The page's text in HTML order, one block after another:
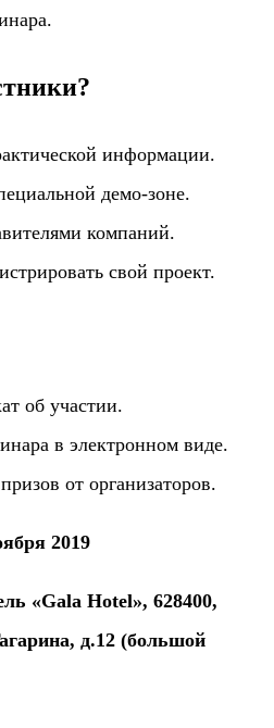
информации.
демо-зоне.
компаний.
свой проект.
об участии.
в электронном виде.
от организаторов.
2019
«Gala Hotel», 628400,
д.12 (большой